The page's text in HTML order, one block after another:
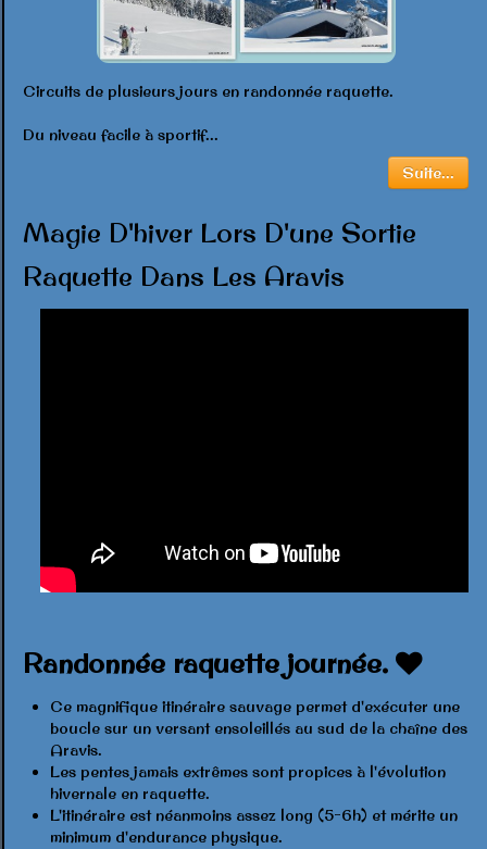
Circuits de plusieurs jours en randonnée raquette.
Du niveau facile à sportif...
Suite...
Magie D'hiver Lors D'une Sortie
Raquette Dans Les Aravis
Randonnée raquette journée.
Ce magnifique itinéraire sauvage permet d'exécuter une
boucle sur un versant ensoleillés au sud de la chaîne des
Aravis.
Les pentes jamais extrêmes sont propices à l'évolution
hivernale en raquette.
L'itinéraire est néanmoins assez long (5-6h) et mérite un
minimum d'endurance physique.